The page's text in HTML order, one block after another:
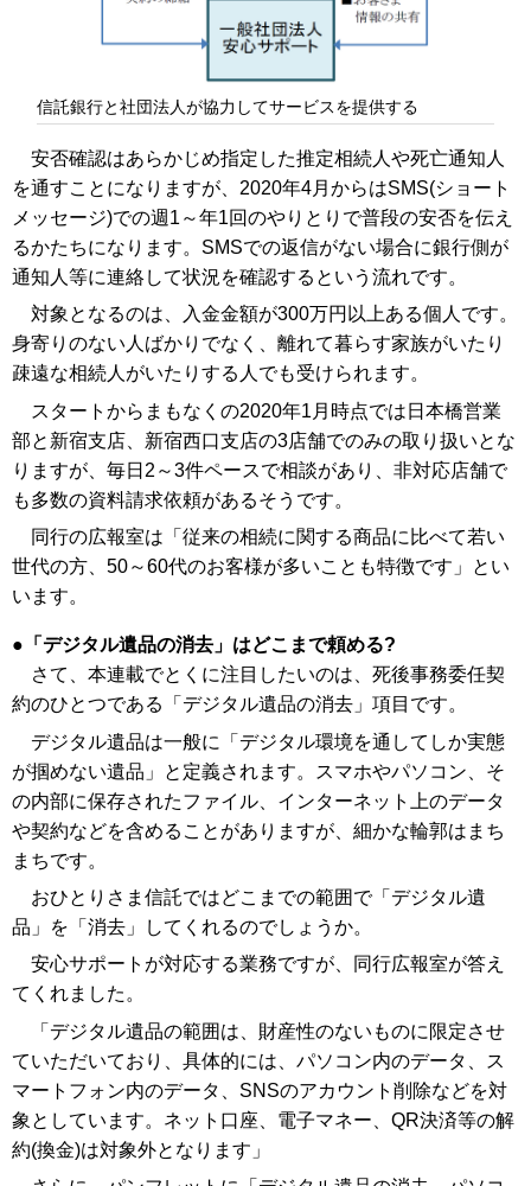
信託銀行と社団法人が協力してサービスを提供する
安否確認はあらかじめ指定した推定相続人や死亡通知人
を通すことになりますが、2020年4月からはSMS(ショート
メッセージ)での週1～年1回のやりとりで普段の安否を伝え
るかたちになります。SMSでの返信がない場合に銀行側が
通知人等に連絡して状況を確認するという流れです。
対象となるのは、入金金額が300万円以上ある個人です。
身寄りのない人ばかりでなく、離れて暮らす家族がいたり
疎遠な相続人がいたりする人でも受けられます。
スタートからまもなくの2020年1月時点では日本橋営業
部と新宿支店、新宿西口支店の3店舗でのみの取り扱いとな
りますが、毎日2～3件ペースで相談があり、非対応店舗で
も多数の資料請求依頼があるそうです。
同行の広報室は「従来の相続に関する商品に比べて若い
世代の方、50～60代のお客様が多いことも特徴です」とい
います。
「デジタル遺品の消去」はどこまで頼める?
さて、本連載でとくに注目したいのは、死後事務委任契
約のひとつである「デジタル遺品の消去」項目です。
デジタル遺品は一般に「デジタル環境を通してしか実態
が掴めない遺品」と定義されます。スマホやパソコン、そ
の内部に保存されたファイル、インターネット上のデータ
や契約などを含めることがありますが、細かな輪郭はまち
まちです。
おひとりさま信託ではどこまでの範囲で「デジタル遺
品」を「消去」してくれるのでしょうか。
安心サポートが対応する業務ですが、同行広報室が答え
てくれました。
「デジタル遺品の範囲は、財産性のないものに限定させ
ていただいており、具体的には、パソコン内のデータ、ス
マートフォン内のデータ、SNSのアカウント削除などを対
象としています。ネット口座、電子マネー、QR決済等の解
約(換金)は対象外となります」